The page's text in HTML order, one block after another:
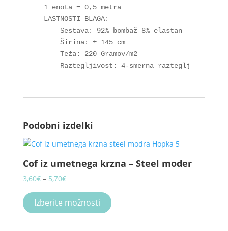
1 enota = 0,5 metra
LASTNOSTI BLAGA:
    Sestava: 92% bombaž 8% elastan
    Širina: ± 145 cm
    Teža: 220 Gramov/m2
    Raztegljivost: 4-smerna raztegljivost
Podobni izdelki
Cof iz umetnega krzna – Steel moder
3,60€ – 5,70€Price
3,60€
through
Izberite možnosti
product